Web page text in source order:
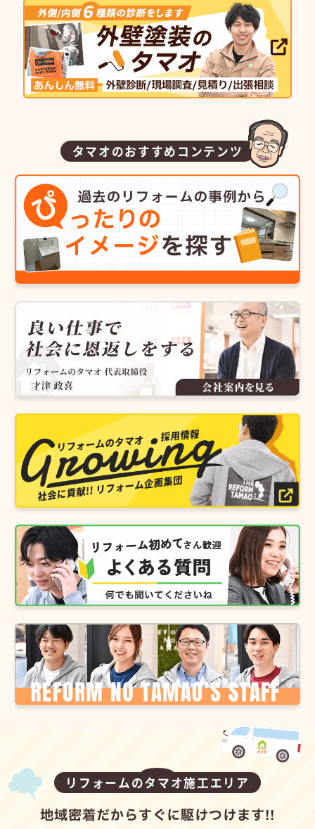
タマオのおすすめコンテンツ
リフォームのタマオ施工エリア
地域密着だからすぐに駆けつけます!!